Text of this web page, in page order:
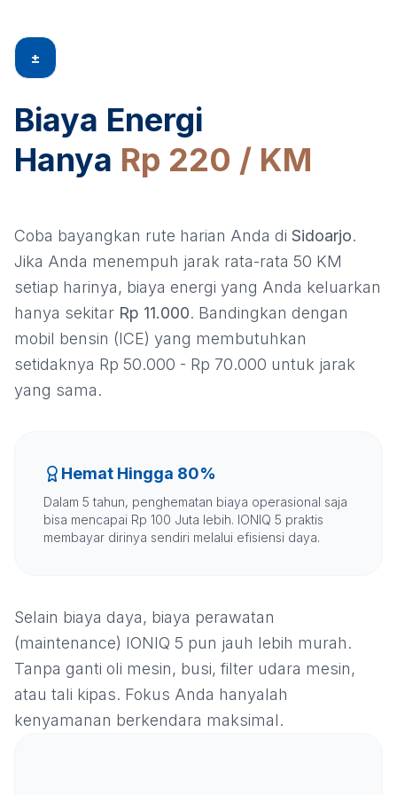
±
Biaya Energi
Hanya Rp 220 / KM
Coba bayangkan rute harian Anda di Sidoarjo.
Jika Anda menempuh jarak rata-rata 50 KM
setiap harinya, biaya energi yang Anda keluarkan
hanya sekitar Rp 11.000. Bandingkan dengan
mobil bensin (ICE) yang membutuhkan
setidaknya Rp 50.000 - Rp 70.000 untuk jarak
yang sama.
Hemat Hingga 80%
Dalam 5 tahun, penghematan biaya operasional saja
bisa mencapai Rp 100 Juta lebih. IONIQ 5 praktis
membayar dirinya sendiri melalui efisiensi daya.
Selain biaya daya, biaya perawatan
(maintenance) IONIQ 5 pun jauh lebih murah.
Tanpa ganti oli mesin, busi, filter udara mesin,
atau tali kipas. Fokus Anda hanyalah
kenyamanan berkendara maksimal.